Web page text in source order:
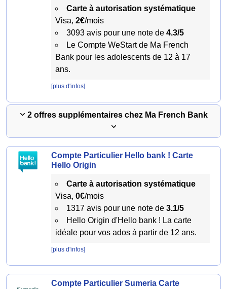
Carte à autorisation systématique
Visa, 2€/mois
3093 avis pour une note de 4.3/5
Le Compte WeStart de Ma French
Bank pour les adolescents de 12 à 17
ans.
[plus d'infos]
2 offres supplémentaires chez Ma French Bank
Compte Particulier Hello bank ! Carte
Hello Origin
Carte à autorisation systématique
Visa, 0€/mois
1317 avis pour une note de 3.1/5
Hello Origin d'Hello bank ! La carte
idéale pour vos ados à partir de 12 ans.
[plus d'infos]
Compte Particulier Sumeria Carte